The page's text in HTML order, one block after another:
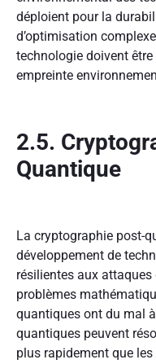
déploient pour la
d’optimisation
technologie doivent
empreinte
2.5.
Quantique
La cryptographie post-
développement de
résilientes aux
problèmes
quantiques ont du mal
quantiques peuvent
plus rapidement que